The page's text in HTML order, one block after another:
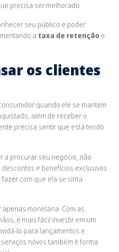
precisa ser melhorado.
seu público e poder
a taxa de retenção e
os clientes
quando ele se mantém
além de receber o
precisa sentir que está tendo
a procurar seu negócio, não
e benefícios exclusivos
com que ela se sinta
monetária. Com as
é mais fácil investir em um
lo para lançamentos e
novos também é forma